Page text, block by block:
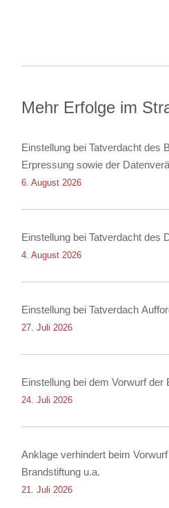
Mehr Erfolge im
Einstellung bei Tatverdacht des
Erpressung sowie der
6. August 2026
Einstellung bei Tatverdacht des
4. August 2026
Einstellung bei Tatverdach
27. Juli 2026
Einstellung bei dem Vorwurf der
24. Juli 2026
Anklage verhindert beim
Brandstiftung u.a.
21. Juli 2026